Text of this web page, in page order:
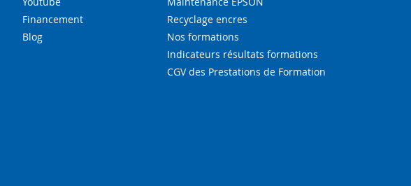
Financement
Blog
Recyclage encres
Nos formations
Indicateurs résultats formations
CGV des Prestations de Formation